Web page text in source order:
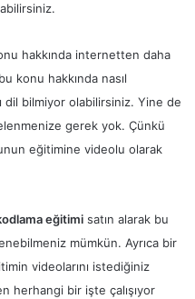
hakkında internetten daha
konu hakkında nasıl
dil bilmiyor olabilirsiniz. Yine de
gerek yok. Çünkü
eğitimine videolu olarak
eğitimi satın alarak bu
mümkün. Ayrıca bir
videolarını istediğiniz
herhangi bir işte çalışıyor